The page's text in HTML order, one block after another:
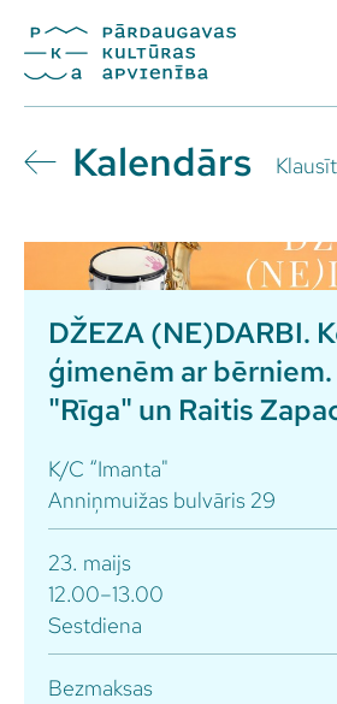
Kalendārs
DŽEZA (NE)DARBI.
ģimenēm ar
"Rīga" un Raitis
K/C “Imanta"
Anniņmuižas bulvāris 29
23. maijs
12.00–13.00
Sestdiena
Bezmaksas